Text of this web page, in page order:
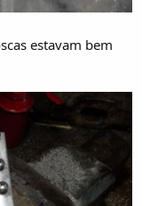
estavam bem